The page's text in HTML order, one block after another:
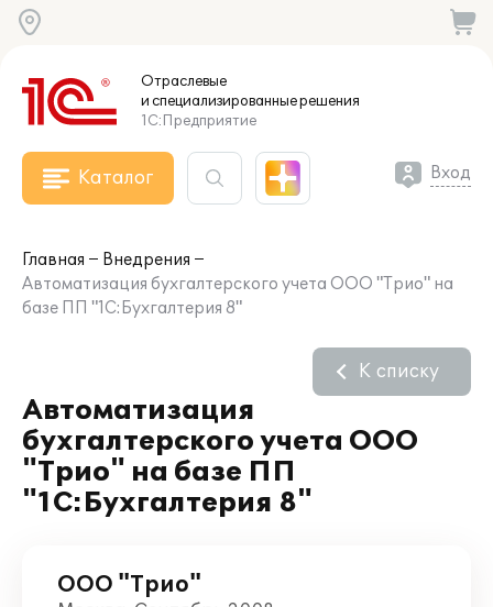
Отраслевые
и специализированныерешения
1С:Предприятие
Каталог Вход
Главная
Внедрения
Автоматизация бухгалтерского учета ООО "Трио" на
базе ПП "1С:Бухгалтерия 8"
Автоматизация
бухгалтерского учета ООО
"Трио" на базе ПП
"1С:Бухгалтерия 8"
К списку
ООО "Трио"